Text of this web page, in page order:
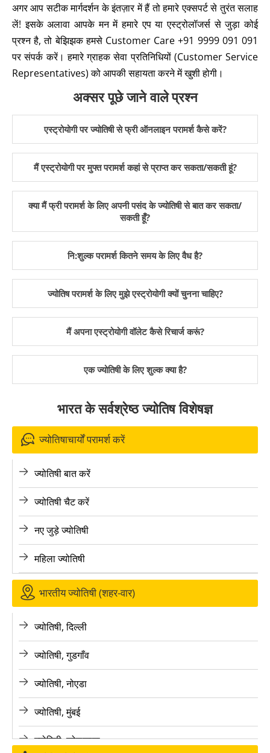
अगर आप सटीक मार्गदर्शन के इंतज़ार में हैं तो हमारे एक्सपर्ट से तुरंत सलाह
लें! इसके अलावा आपके मन में हमारे एप या एस्ट्रोलॉजर्स से जुड़ा कोई
प्रश्न है, तो बेझिझक हमसे Customer Care +91 9999 091 091
पर संपर्क करें। हमारे ग्राहक सेवा प्रतिनिधियों (Customer Service
Representatives) को आपकी सहायता करने में खुशी होगी।
अक्सर पूछे जाने वाले प्रश्न
एस्ट्रोयोगी पर ज्योतिषी से फ्री ऑनलाइन परामर्श कैसे करें?
मैं एस्ट्रोयोगी पर मुफ्त परामर्श कहां से प्राप्त कर सकता/सकती हूं?
क्या मैं फ्री परामर्श के लिए अपनी पसंद के ज्योतिषी से बात कर सकता/
सकती हूँ?
नि:शुल्क परामर्श कितने समय के लिए वैध है?
ज्योतिष परामर्श के लिए मुझे एस्ट्रोयोगी क्यों चुनना चाहिए?
मैं अपना एस्ट्रोयोगी वॉलेट कैसे रिचार्ज करूं?
एक ज्योतिषी के लिए शुल्क क्या है?
भारत के सर्वश्रेष्ठ ज्योतिष विशेषज्ञ
ज्योतिषाचार्यों परामर्श करें
ज्योतिषी बात करें
ज्योतिषी चैट करें
नए जुड़े ज्योतिषी
महिला ज्योतिषी
भारतीय ज्योतिषी (शहर-वार)
ज्योतिषी, दिल्ली
ज्योतिषी, गुडगाँव
ज्योतिषी, नोएडा
ज्योतिषी, मुंबई
ज्योतिषी, कोलकाता